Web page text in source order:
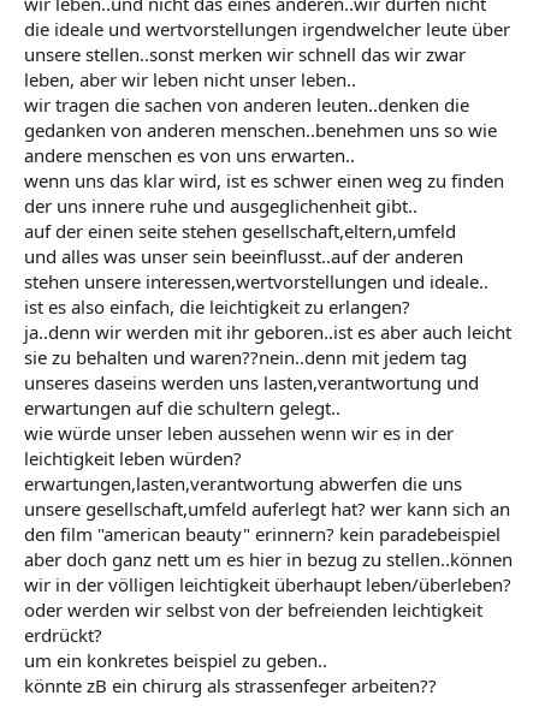
die ideale und wertvorstellungen irgendwelcher leute über
unsere stellen..sonst merken wir schnell das wir zwar
leben, aber wir leben nicht unser leben..
wir tragen die sachen von anderen leuten..denken die
gedanken von anderen menschen..benehmen uns so wie
andere menschen es von uns erwarten..
wenn uns das klar wird, ist es schwer einen weg zu finden
der uns innere ruhe und ausgeglichenheit gibt..
auf der einen seite stehen gesellschaft,eltern,umfeld
und alles was unser sein beeinflusst..auf der anderen
stehen unsere interessen,wertvorstellungen und ideale..
ist es also einfach, die leichtigkeit zu erlangen?
ja..denn wir werden mit ihr geboren..ist es aber auch leicht
sie zu behalten und waren??nein..denn mit jedem tag
unseres daseins werden uns lasten,verantwortung und
erwartungen auf die schultern gelegt..
wie würde unser leben aussehen wenn wir es in der
leichtigkeit leben würden?
erwartungen,lasten,verantwortung abwerfen die uns
unsere gesellschaft,umfeld auferlegt hat? wer kann sich an
den film "american beauty" erinnern? kein paradebeispiel
aber doch ganz nett um es hier in bezug zu stellen..können
wir in der völligen leichtigkeit überhaupt leben/überleben?
oder werden wir selbst von der befreienden leichtigkeit
erdrückt?
um ein konkretes beispiel zu geben..
könnte zB ein chirurg als strassenfeger arbeiten??